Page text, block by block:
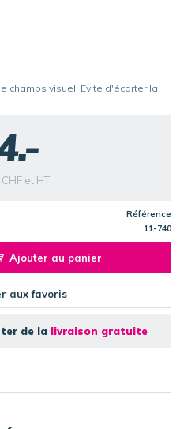
champs visuel. Evite d'écarter la
et HT
Référence
11-740
Ajouter au panier
aux favoris
de la livraison gratuite